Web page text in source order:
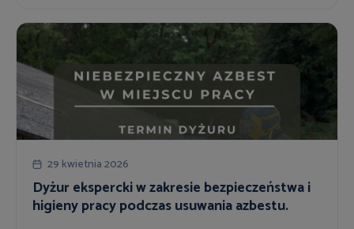
29 kwietnia 2026
Dyżur ekspercki w zakresie bezpieczeństwa i
higieny pracy podczas usuwania azbestu.